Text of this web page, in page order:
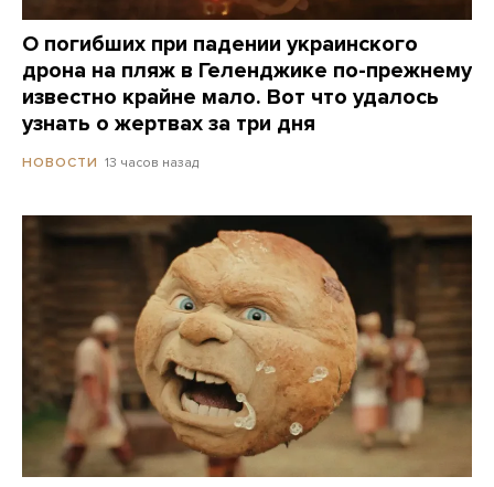
О погибших при падении украинского
дрона на пляж в Геленджике по-прежнему
известно крайне мало. Вот что удалось
узнать о жертвах за три дня
НОВОСТИ 13 часов назад